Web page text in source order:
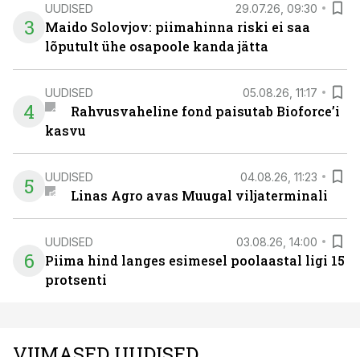
3
UUDISED 29.07.26, 09:30
Maido Solovjov: piimahinna riski ei saa
lõputult ühe osapoole kanda jätta
4
UUDISED 05.08.26, 11:17
Rahvusvaheline fond paisutab Bioforce’i
kasvu
5 UUDISED 04.08.26, 11:23
Linas Agro avas Muugal viljaterminali
6
UUDISED 03.08.26, 14:00
Piima hind langes esimesel poolaastal ligi 15
protsenti